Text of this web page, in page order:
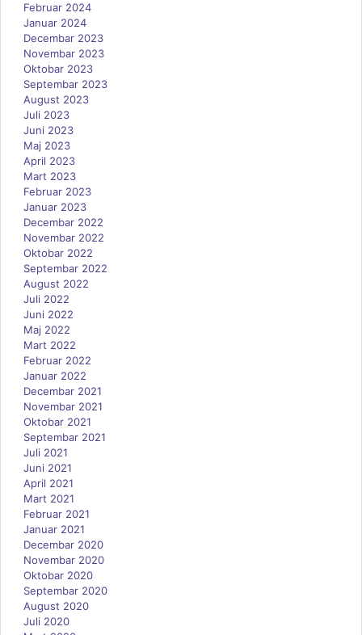
Februar 2024
Januar 2024
Decembar 2023
Novembar 2023
Oktobar 2023
Septembar 2023
August 2023
Juli 2023
Juni 2023
Maj 2023
April 2023
Mart 2023
Februar 2023
Januar 2023
Decembar 2022
Novembar 2022
Oktobar 2022
Septembar 2022
August 2022
Juli 2022
Juni 2022
Maj 2022
Mart 2022
Februar 2022
Januar 2022
Decembar 2021
Novembar 2021
Oktobar 2021
Septembar 2021
Juli 2021
Juni 2021
April 2021
Mart 2021
Februar 2021
Januar 2021
Decembar 2020
Novembar 2020
Oktobar 2020
Septembar 2020
August 2020
Juli 2020